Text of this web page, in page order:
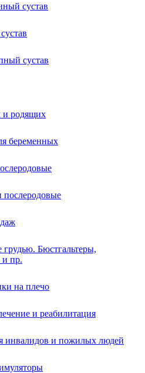
сустав
сустав
и родящих
беременных
послеродовые
Бюстгальтеры,
и пр.
на плечо
и реабилитация
инвалидов и пожилых людей